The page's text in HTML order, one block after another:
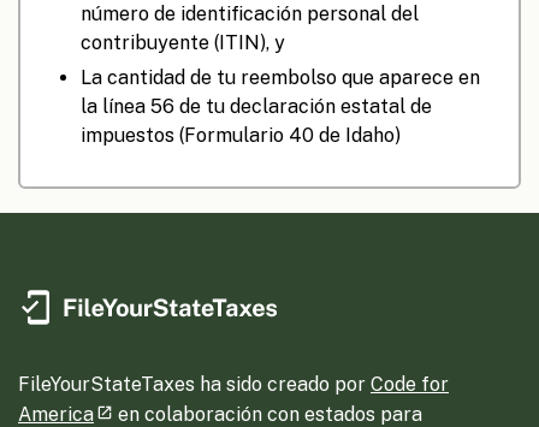
número de identificación personal del
contribuyente (ITIN), y
La cantidad de tu reembolso que aparece en
la línea 56 de tu declaración estatal de
impuestos (Formulario 40 de Idaho)
FileYourStateTaxes ha sido creado por Code for
America
en colaboración con estados para